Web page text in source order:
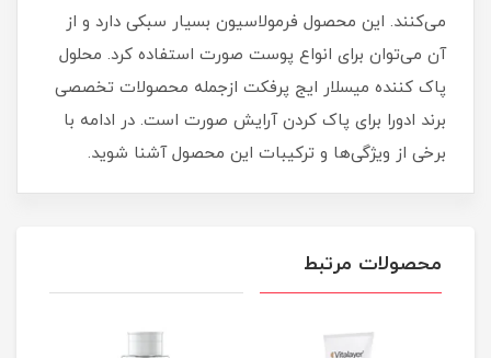
می‌کنند. این محصول فرمولاسیون بسیار سبکی دارد و از
آن می‌توان برای انواع پوست صورت استفاده کرد. محلول
پاک کننده میسلار ایج پرفکت ازجمله محصولات تخصصی
برند ادورا برای پاک کردن آرایش صورت است. در ادامه با
برخی از ویژگی‌ها و ترکیبات این محصول آشنا شوید.
محصولات مرتبط